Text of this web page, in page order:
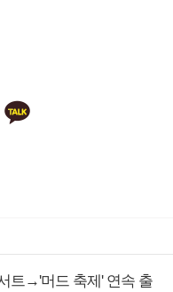
트→'머드 축제' 연속 출